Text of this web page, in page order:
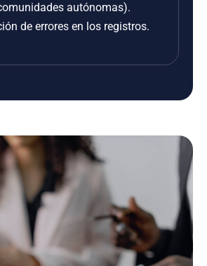
autónomas).
de errores en los registros.